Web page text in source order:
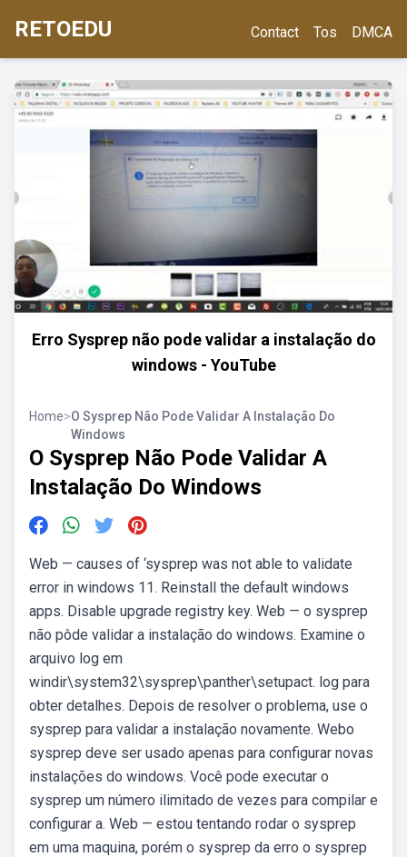
RETOEDU Contact Tos DMCA
Erro Sysprep não pode validar a instalação do
windows - YouTube
Home>O Sysprep Não Pode Validar A Instalação Do
Windows
O Sysprep Não Pode Validar A
Instalação Do Windows
Web — causes of ‘sysprep was not able to validate
error in windows 11. Reinstall the default windows
apps. Disable upgrade registry key. Web — o sysprep
não pôde validar a instalação do windows. Examine o
arquivo log em
windir\system32\sysprep\panther\setupact. log para
obter detalhes. Depois de resolver o problema, use o
sysprep para validar a instalação novamente. Webo
sysprep deve ser usado apenas para configurar novas
instalações do windows. Você pode executar o
sysprep um número ilimitado de vezes para compilar e
configurar a. Web — estou tentando rodar o sysprep
em uma maquina, porém o sysprep da erro o sysprep